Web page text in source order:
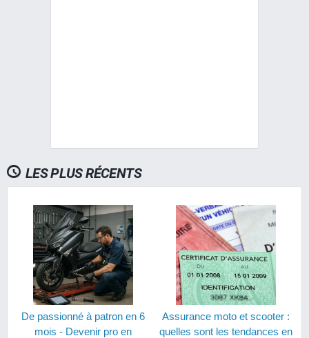
LES PLUS RÉCENTS
De passionné à patron en 6
mois - Devenir pro en
Assurance moto et scooter :
quelles sont les tendances en